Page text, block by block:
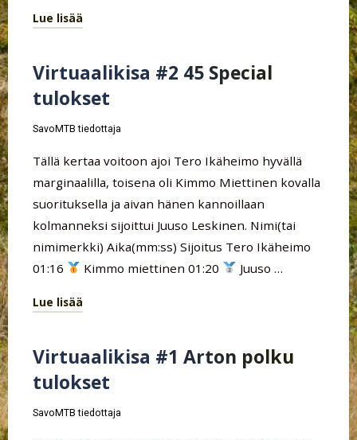
Lue lisää
Tukkimetsä
tulokset"
Virtuaalikisa #2 45 Special
tulokset
SavoMTB tiedottaja
Tällä kertaa voitoon ajoi Tero Ikäheimo hyvällä
marginaalilla, toisena oli Kimmo Miettinen kovalla
suorituksella ja aivan hänen kannoillaan
kolmanneksi sijoittui Juuso Leskinen. Nimi(tai
nimimerkki) Aika(mm:ss) Sijoitus Tero Ikäheimo
01:16
Kimmo miettinen 01:20 Juuso …
Lue lisää
45
Special
tulokset"
Virtuaalikisa #1 Arton polku
tulokset
SavoMTB tiedottaja